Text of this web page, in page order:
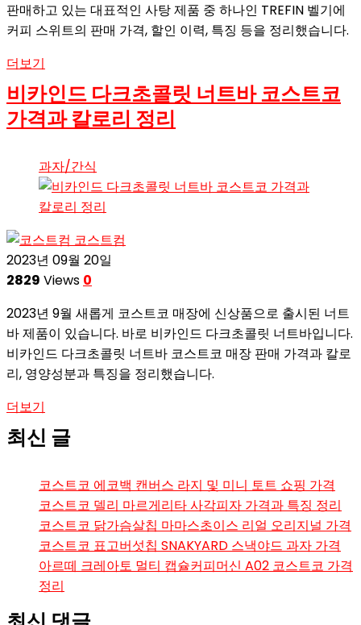
판매하고 있는 대표적인 사탕 제품 중 하나인 TREFIN 벨기에
커피 스위트의 판매 가격, 할인 이력, 특징 등을 정리했습니다.
더보기
비카인드 다크초콜릿 너트바 코스트코
가격과 칼로리 정리
과자/간식
코스트컴
2023년 09월 20일
2829 Views 0
2023년 9월 새롭게 코스트코 매장에 신상품으로 출시된 너트
바 제품이 있습니다. 바로 비카인드 다크초콜릿 너트바입니다.
비카인드 다크초콜릿 너트바 코스트코 매장 판매 가격과 칼로
리, 영양성분과 특징을 정리했습니다.
더보기
최신 글
코스트코 에코백 캔버스 라지 및 미니 토트 쇼핑 가격
코스트코 델리 마르게리타 사각피자 가격과 특징 정리
코스트코 닭가슴살칩 마마스초이스 리얼 오리지널 가격
코스트코 표고버섯칩 SNAKYARD 스낵야드 과자 가격
아르떼 크레아토 멀티 캡슐커피머신 A02 코스트코 가격
정리